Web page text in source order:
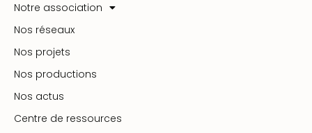
Notre association
Nos réseaux
Nos projets
Nos productions
Nos actus
Centre de ressources